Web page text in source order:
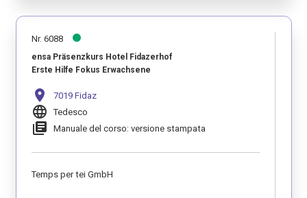
Nr. 6088
ensa Präsenzkurs Hotel Fidazerhof
Erste Hilfe Fokus Erwachsene
location_on 7019 Fidaz
language Tedesco
library_books Manuale del corso: versione stampata
Temps per tei GmbH